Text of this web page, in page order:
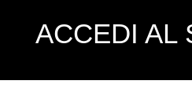
ACCEDI AL